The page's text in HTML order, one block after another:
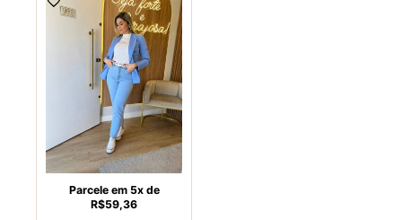
Parcele em 5x de
R$59,36
product
has
multiple
variants.
The
options
may
chosen